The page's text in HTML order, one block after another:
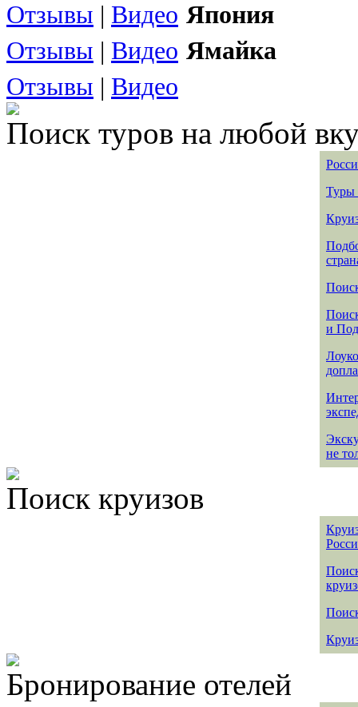
Отзывы | Видео Япония
Отзывы | Видео Ямайка
Отзывы | Видео
Поиск туров на любой
Туры
и
не
Поиск круизов
Бронирование отелей